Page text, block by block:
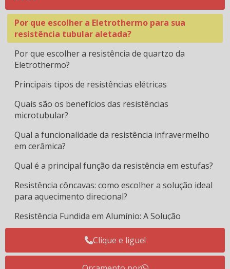
resistência ideal?
Por que escolher a Eletrothermo para sua
resistência tubular aletada?
Por que escolher a resistência de quartzo da
Eletrothermo?
Principais tipos de resistências elétricas
Quais são os benefícios das resistências
microtubular?
Qual a funcionalidade da resistência infravermelho
em cerâmica?
Qual é a principal função da resistência em estufas?
Resistência côncavas: como escolher a solução ideal
para aquecimento direcional?
Resistência Fundida em Alumínio: A Solução
Definitiva para Extrusoras de Alto Desempenho |
Resistência infravermelho cerâmica x quartzo:
Clique e ligue!